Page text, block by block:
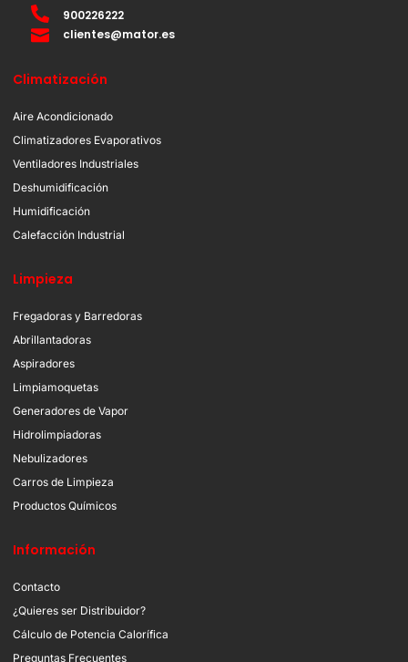
900226222
clientes@mator.es
Climatización
Aire Acondicionado
Climatizadores Evaporativos
Ventiladores Industriales
Deshumidificación
Humidificación
Calefacción Industrial
Limpieza
Fregadoras y Barredoras
Abrillantadoras
Aspiradores
Limpiamoquetas
Generadores de Vapor
Hidrolimpiadoras
Nebulizadores
Carros de Limpieza
Productos Químicos
Información
Contacto
¿Quieres ser Distribuidor?
Cálculo de Potencia Calorífica
Preguntas Frecuentes